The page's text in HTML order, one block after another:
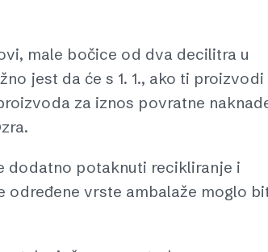
male bočice od dva decilitra u
jest da će s 1. 1., ako ti proizvodi
za iznos povratne
dodatno potaknuti recikliranje i
određene vrste ambalaže moglo